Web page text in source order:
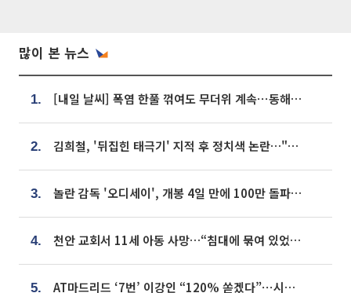
많이 본 뉴스
1. [내일 날씨] 폭염 한풀 꺾여도 무더위 계속⋯동해안 이틀 연속 비
2. 김희철, '뒤집힌 태극기' 지적 후 정치색 논란…"좌우 떠나 우리나라 국기"
3. 놀란 감독 '오디세이', 개봉 4일 만에 100만 돌파⋯'왕사남' 보다 빠르다
4. 천안 교회서 11세 아동 사망…“침대에 묶여 있었다” 진술 확보
5. AT마드리드 ‘7번’ 이강인 “120% 쏟겠다”⋯시메오네 감독 “필요한 선수”